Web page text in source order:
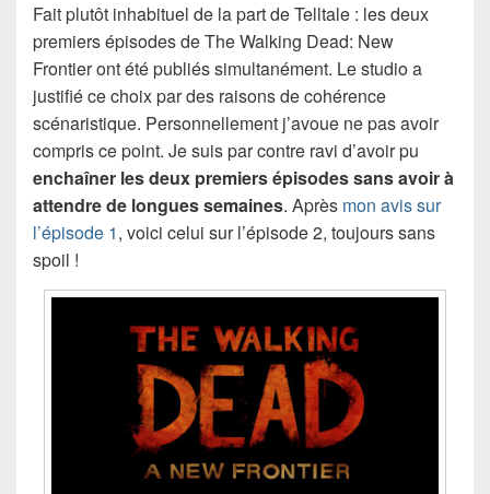
Fait plutôt inhabituel de la part de Telltale : les deux
premiers épisodes de The Walking Dead: New
Frontier ont été publiés simultanément. Le studio a
justifié ce choix par des raisons de cohérence
scénaristique. Personnellement j’avoue ne pas avoir
compris ce point. Je suis par contre ravi d’avoir pu
enchaîner les deux premiers épisodes sans avoir à
attendre de longues semaines. Après mon avis sur
l’épisode 1, voici celui sur l’épisode 2, toujours sans
spoil !